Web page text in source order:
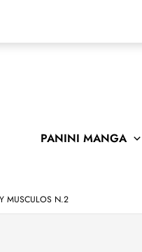
PANINI MANGA
MUSCULOS N.2